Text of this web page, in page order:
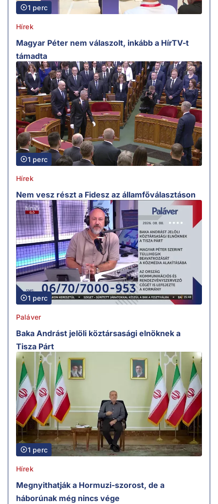
1 perc
Hírek
Magyar Péter nem válaszolt, inkább a HírTV-t
támadta
1 perc
Hírek
Nem vesz részt a Fidesz az államfőválasztáson
1 perc
Paláver
Baka Andrást jelöli köztársasági elnöknek a
Tisza Párt
1 perc
Hírek
Megnyithatják a Hormuzi-szorost, de a
háborúnak még nincs vége